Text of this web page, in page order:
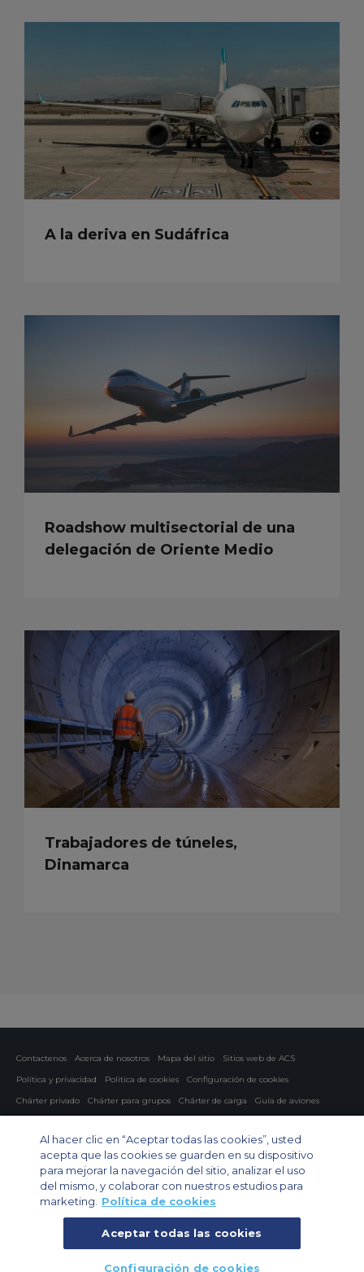
A la deriva en Sudáfrica
Roadshow multisectorial de una
delegación de Oriente Medio
Trabajadores de túneles,
Dinamarca
Contactenos Acerca de nosotros Mapa del sitio
Sitios web de ACS
Política y privacidad
Política de cookies
Configuración de cookies
Chárter privado
Chárter para grupos Chárter de carga Guía de aviones
Private Charter App
© 2026 Air Charter Service | España - Servicios de Charter Aereo S.L |
Edificio Iberia Mart I, Calle Pedro Teixeira 8, 10 planta, 28020 Madrid |
Al hacer clic en “Aceptar todas las cookies”, usted
acepta que las cookies se guarden en su dispositivo
para mejorar la navegación del sitio, analizar el uso
del mismo, y colaborar con nuestros estudios para
marketing.
Política de cookies
Aceptar todas las cookies
Configuración de cookies